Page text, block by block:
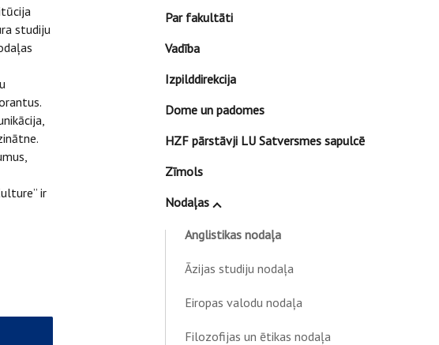
studiju
ir
Par fakultāti
Vadība
Izpilddirekcija
Dome un padomes
HZF pārstāvji LU Satversmes sapulcē
Zīmols
Nodaļas
Anglistikas nodaļa
Āzijas studiju nodaļa
Eiropas valodu nodaļa
Filozofijas un ētikas nodaļa